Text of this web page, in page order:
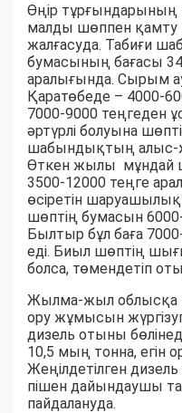
Өңір тұрғындарының
малды шөппен
жалғасуда. Табиғи
бумасының бағасы
аралығында. Сырым
Қаратөбеде – 4000-
7000-9000 теңгеден
әртүрлі болуына
шабындықтың алыс-
Өткен жылы мұндай
3500-12000 теңге
өсіретін
шөптің бумасын
Былтыр бұл баға
еді. Биыл шөптің
болса, төмендетіп
Жылма-жыл облысқа
ору жұмысын
дизель отыны
10,5 мың тонна, егін
Жеңілдетілген
пішен дайындаушы
пайдалануда.